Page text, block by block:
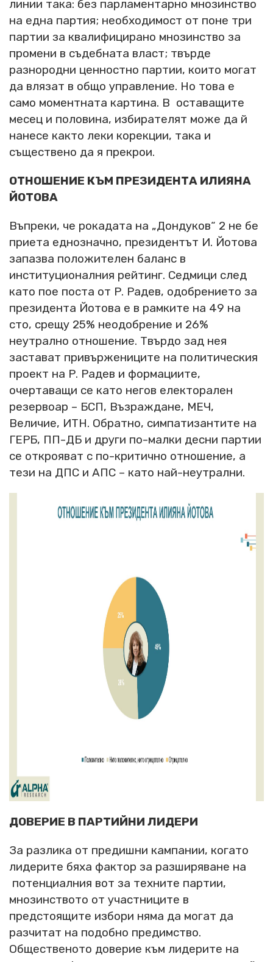
линии така: без парламентарно мнозинство
на една партия; необходимост от поне три
партии за квалифицирано мнозинство за
промени в съдебната власт; твърде
разнородни ценностно партии, които могат
да влязат в общо управление. Но това е
само моментната картина. В оставащите
месец и половина, избирателят може да й
нанесе както леки корекции, така и
съществено да я прекрои.
ОТНОШЕНИЕ КЪМ ПРЕЗИДЕНТА ИЛИЯНА
ЙОТОВА
Въпреки, че рокадата на „Дондуков“ 2 не бе
приета еднозначно, президентът И. Йотова
запазва положителен баланс в
институционалния рейтинг. Седмици след
като пое поста от Р. Радев, одобрението за
президента Йотова е в рамките на 49 на
сто, срещу 25% неодобрение и 26%
неутрално отношение. Твърдо зад нея
застават привържениците на политическия
проект на Р. Радев и формациите,
очертаващи се като негов електорален
резервоар – БСП, Възраждане, МЕЧ,
Величие, ИТН. Обратно, симпатизантите на
ГЕРБ, ПП-ДБ и други по-малки десни партии
се открояват с по-критично отношение, а
тези на ДПС и АПС – като най-неутрални.
ДОВЕРИЕ В ПАРТИЙНИ ЛИДЕРИ
За разлика от предишни кампании, когато
лидерите бяха фактор за разширяване на
потенциалния вот за техните партии,
мнозинството от участниците в
предстоящите избори няма да могат да
разчитат на подобно предимство.
Общественото доверие към лидерите на